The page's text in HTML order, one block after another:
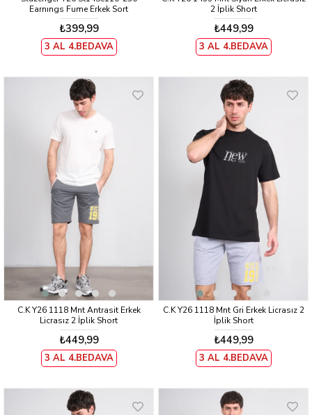
Earnıngs Fume Erkek Sort
₺399,99
3 AL 4.BEDAVA
2 İplik Short
₺449,99
3 AL 4.BEDAVA
C.K Y26 1118 Mnt Antrasit Erkek
Licrasız 2 İplik Short
₺449,99
3 AL 4.BEDAVA
C.K Y26 1118 Mnt Gri Erkek Licrasız 2
İplik Short
₺449,99
3 AL 4.BEDAVA